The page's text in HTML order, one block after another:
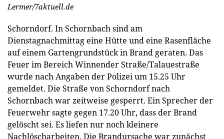
Lermer/7aktuell.de
Schorndorf. In Schornbach sind am
Dienstagnachmittag eine Hütte und eine Rasenfläche
auf einem Gartengrundstück in Brand geraten. Das
Feuer im Bereich Winnender Straße/Talauestraße
wurde nach Angaben der Polizei um 15.25 Uhr
gemeldet. Die Straße von Schorndorf nach
Schornbach war zeitweise gesperrt. Ein Sprecher der
Feuerwehr sagte gegen 17.20 Uhr, dass der Brand
gelöscht sei. Es liefen nur noch kleinere
Nachlöscharbeiten. Die Brandursache war zunächst